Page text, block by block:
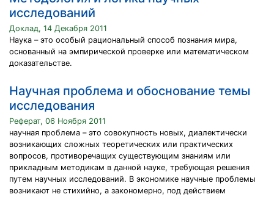
исследований
Доклад, 14 Декабря 2011
Наука – это особый рациональный способ познания мира,
основанный на эмпирической проверке или математическом
доказательстве.
Научная проблема и обоснование темы
исследования
Реферат, 06 Ноября 2011
научная проблема – это совокупность новых, диалектически
возникающих сложных теоретических или практических
вопросов, противоречащих существующим знаниям или
прикладным методикам в данной науке, требующая решения
путем научных исследований. В экономике научные проблемы
возникают не стихийно, а закономерно, под действием